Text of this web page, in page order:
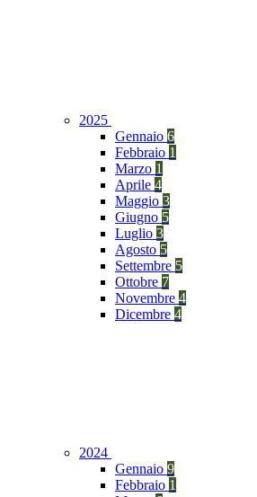
2025
Gennaio 6
Febbraio 1
Marzo 1
Aprile 4
Maggio 3
Giugno 5
Luglio 3
Agosto 5
Settembre 5
Ottobre 7
Novembre 4
Dicembre 4
2024
Gennaio 9
Febbraio 1